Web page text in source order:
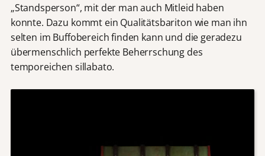
„Standsperson“, mit der man auch Mitleid haben
konnte. Dazu kommt ein Qualitätsbariton wie man ihn
selten im Buffobereich finden kann und die geradezu
übermenschlich perfekte Beherrschung des
temporeichen sillabato.